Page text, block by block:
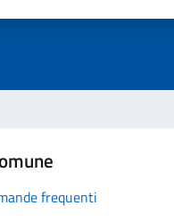
frequenti